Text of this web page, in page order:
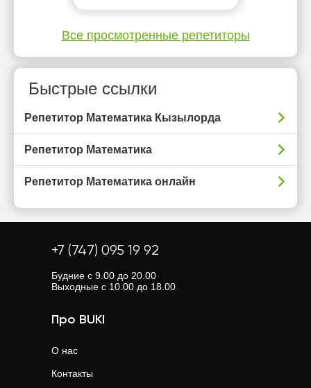
Все просмотренные репетиторы
Быстрые ссылки
Репетитор Математика Кызылорда
Репетитор Математика
Репетитор Математика онлайн
+7 (747) 095 19 92
Будние с 9.00 до 20.00
Выходные с 10.00 до 18.00
Про BUKI
О нас
Контакты